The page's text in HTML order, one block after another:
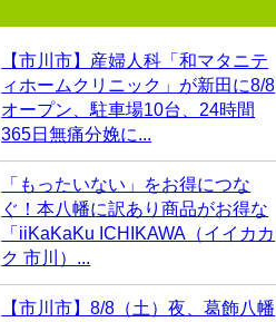
【市川市】産婦人科「和マタニテ
ィホームクリニック」が新田に8/8
オープン、駐車場10台、24時間
365日無痛分娩に...
「もったいない」をお得につな
ぐ！本八幡に訳あり商品がお得な
「iiKaKaKu ICHIKAWA（イイカカ
ク 市川）...
【市川市】8/8（土）夜、葛飾八幡